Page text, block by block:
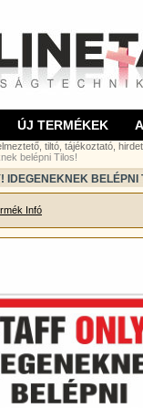
ÚJ TERMÉKEK
tiltó, tájékoztató,
belépni Tilos!
IDEGENEKNEK BELÉPNI
Infó